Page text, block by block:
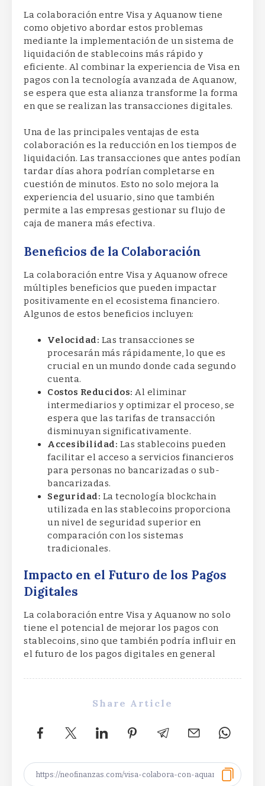
La colaboración entre Visa y Aquanow tiene
como objetivo abordar estos problemas
mediante la implementación de un sistema de
liquidación de stablecoins más rápido y
eficiente. Al combinar la experiencia de Visa en
pagos con la tecnología avanzada de Aquanow,
se espera que esta alianza transforme la forma
en que se realizan las transacciones digitales.
Una de las principales ventajas de esta
colaboración es la reducción en los tiempos de
liquidación. Las transacciones que antes podían
tardar días ahora podrían completarse en
cuestión de minutos. Esto no solo mejora la
experiencia del usuario, sino que también
permite a las empresas gestionar su flujo de
caja de manera más efectiva.
Beneficios de la Colaboración
La colaboración entre Visa y Aquanow ofrece
múltiples beneficios que pueden impactar
positivamente en el ecosistema financiero.
Algunos de estos beneficios incluyen:
Velocidad: Las transacciones se
procesarán más rápidamente, lo que es
crucial en un mundo donde cada segundo
cuenta.
Costos Reducidos: Al eliminar
intermediarios y optimizar el proceso, se
espera que las tarifas de transacción
disminuyan significativamente.
Accesibilidad: Las stablecoins pueden
facilitar el acceso a servicios financieros
para personas no bancarizadas o sub-
bancarizadas.
Seguridad: La tecnología blockchain
utilizada en las stablecoins proporciona
un nivel de seguridad superior en
comparación con los sistemas
tradicionales.
Impacto en el Futuro de los Pagos
Digitales
La colaboración entre Visa y Aquanow no solo
tiene el potencial de mejorar los pagos con
stablecoins, sino que también podría influir en
el futuro de los pagos digitales en general
Share Article